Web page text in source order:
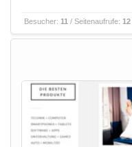
Besucher: 11 / Seitenaufrufe: 12